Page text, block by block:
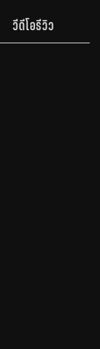
วีดีโอรีวิว